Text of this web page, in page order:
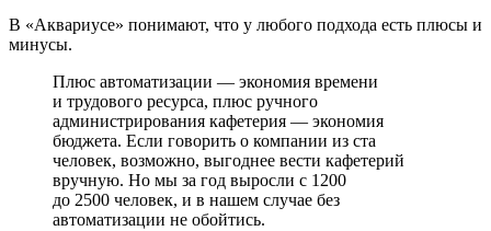
В «Аквариусе» понимают, что у любого подхода есть плюсы и
минусы.
Плюс автоматизации — экономия времени
и трудового ресурса, плюс ручного
администрирования кафетерия — экономия
бюджета. Если говорить о компании из ста
человек, возможно, выгоднее вести кафетерий
вручную. Но мы за год выросли с 1200
до 2500 человек, и в нашем случае без
автоматизации не обойтись.